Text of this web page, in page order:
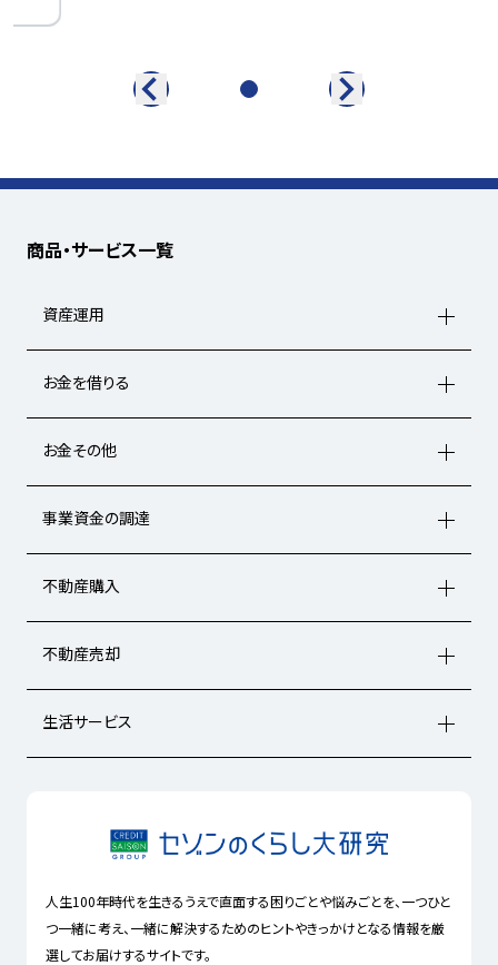
商品・サービス一覧
資産運用
お金を借りる
お金その他
事業資金の調達
不動産購入
不動産売却
生活サービス
人生100年時代を生きるうえで直面する困りごとや悩みごとを、一つひと
つ一緒に考え、一緒に解決するためのヒントやきっかけとなる情報を厳
選してお届けするサイトです。